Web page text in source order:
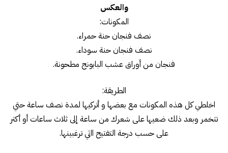
والعكس
المكونات:
نصف فنجان حنة حمراء.
نصف فنجان حنة سوداء.
فنجان من أوراق عشب البابونج مطحونة.
الطريقة:
اخلطي كل هذه المكونات مع بعضها و أتركيها لمدة نصف ساعة حتي
تتخمر وبعد ذلك ضعيها على شعرك من ساعة إلى ثلاث ساعات أو أكتر
على حسب درجة التفتيح ااتي ترغبينها.